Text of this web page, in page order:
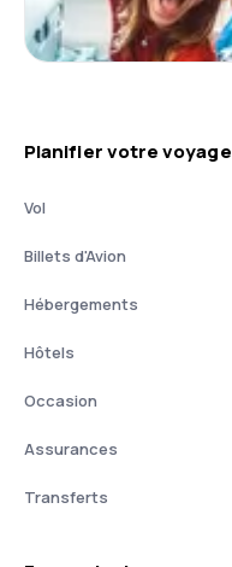
Planifier votre voyage
Vol
Billets d'Avion
Hébergements
Hôtels
Occasion
Assurances
Transferts